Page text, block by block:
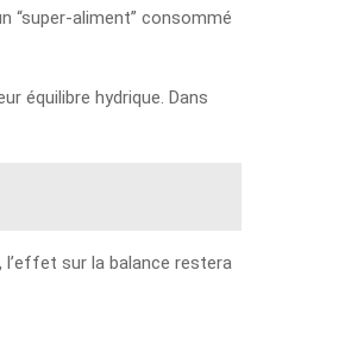
“super-aliment” consommé
équilibre hydrique. Dans
l’effet sur la balance restera